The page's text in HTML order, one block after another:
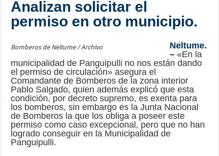
Analizan solicitar el
permiso en otro municipio.
Bomberos de Neltume / Archivo
Neltume.
– «En la
municipalidad de Panguipulli no nos están dando
el permiso de circulación» asegura el
Comandante de Bomberos de la zona interior
Pablo Salgado, quien además explicó que esta
condición, por decreto supremo, es exenta para
los bomberos, sin embargo es la Junta Nacional
de Bomberos la que los obliga a poseer este
permiso como caso excepcional, pero que no han
logrado conseguir en la Municipalidad de
Panguipulli.